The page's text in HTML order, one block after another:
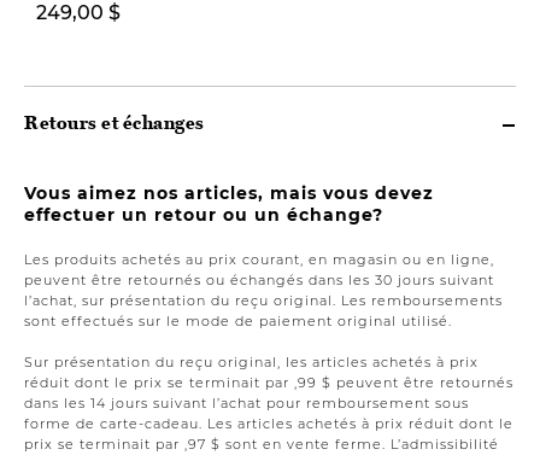
249,00 $
Retours et échanges
Vous aimez nos articles, mais vous devez
effectuer un retour ou un échange?
Les produits achetés au prix courant, en magasin ou en ligne,
peuvent être retournés ou échangés dans les 30 jours suivant
l’achat, sur présentation du reçu original. Les remboursements
sont effectués sur le mode de paiement original utilisé.
Sur présentation du reçu original, les articles achetés à prix
réduit dont le prix se terminait par ,99 $ peuvent être retournés
dans les 14 jours suivant l’achat pour remboursement sous
forme de carte-cadeau. Les articles achetés à prix réduit dont le
prix se terminait par ,97 $ sont en vente ferme. L’admissibilité